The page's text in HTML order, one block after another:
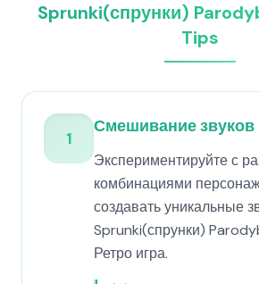
Sprunki(спрунки)
Tips
1
Смешивание звуков
Экспериментируйте с
комбинациями
создавать уникальные
Sprunki(спрунки)
Ретро игра.